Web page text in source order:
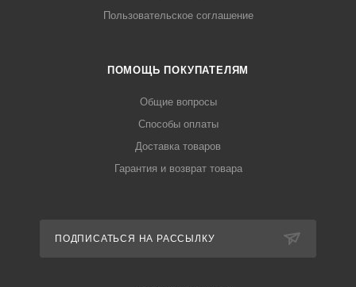
Пользовательское соглашение
ПОМОЩЬ ПОКУПАТЕЛЯМ
Общие вопросы
Способы оплаты
Доставка товаров
Гарантия и возврат товара
ПОДПИСАТЬСЯ НА РАССЫЛКУ